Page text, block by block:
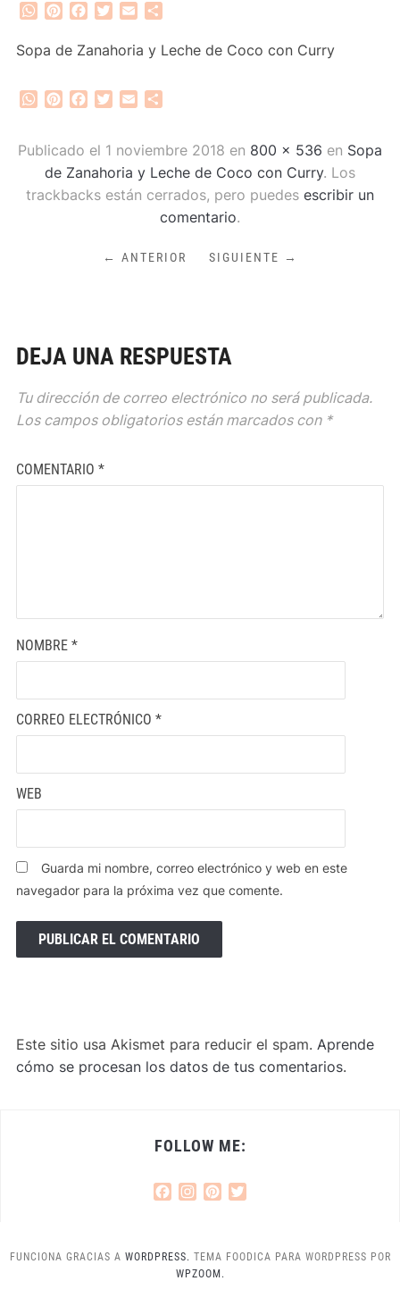
WhatsApp
PinterestFacebook
Twitter
Email
Sopa de Zanahoria y Leche de Coco con Curry
WhatsApp
PinterestFacebook
Twitter
Email
Publicado el 1 noviembre 2018 en 800 × 536 en Sopa
de Zanahoria y Leche de Coco con Curry. Los
trackbacks están cerrados, pero puedes escribir un
comentario.
← ANTERIOR SIGUIENTE →
DEJA UNA RESPUESTA
Tu dirección de correo electrónico no será publicada.
Los campos obligatorios están marcados con *
COMENTARIO *
NOMBRE *
CORREO ELECTRÓNICO *
WEB
Guarda mi nombre, correo electrónico y web en este
navegador para la próxima vez que comente.
Este sitio usa Akismet para reducir el spam. Aprende
cómo se procesan los datos de tus comentarios.
FOLLOW ME:
Facebook
Instagram
Pinterest
FUNCIONA GRACIAS A WORDPRESS. TEMA FOODICA PARA WORDPRESS POR
WPZOOM.